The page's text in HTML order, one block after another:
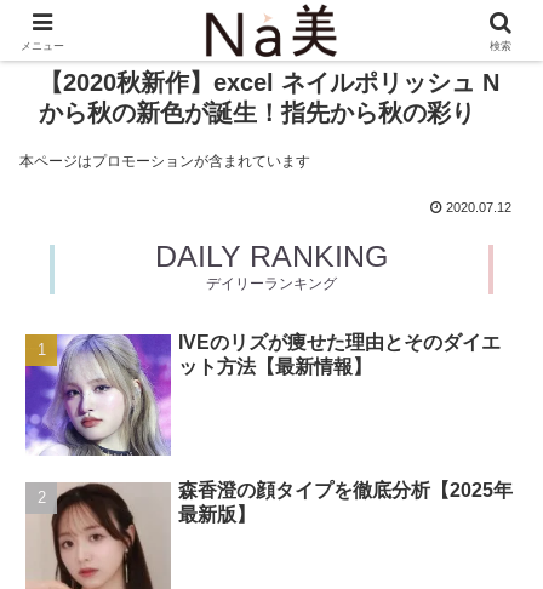
【2020秋新作】excel ネイルポリッシュ N
から秋の新色が誕生！指先から秋の彩り
本ページはプロモーションが含まれています
2020.07.12
DAILY RANKING
デイリーランキング
IVEのリズが痩せた理由とそのダイエ
ット方法【最新情報】
森香澄の顔タイプを徹底分析【2025年
最新版】
メニュー 検索